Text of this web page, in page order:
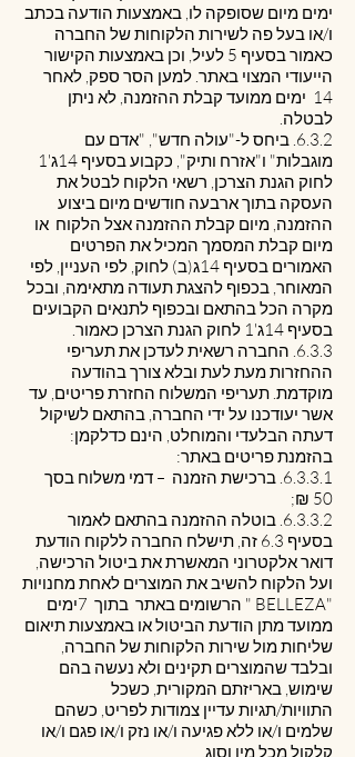
ימים מיום שסופקה לו, באמצעות הודעה בכתב
ו/או בעל פה לשירות הלקוחות של החברה
כאמור בסעיף ‎5 לעיל, וכן באמצעות הקישור
הייעודי המצוי באתר. למען הסר ספק, לאחר
14 ימים ממועד קבלת ההזמנה, לא ניתן
לבטלה.
6.3.2. ביחס ל-"עולה חדש", "אדם עם
מוגבלות" ו"אזרח ותיק", כקבוע בסעיף 14ג'1
לחוק הגנת הצרכן, רשאי הלקוח לבטל את
העסקה בתוך ארבעה חודשים מיום ביצוע
ההזמנה, מיום קבלת ההזמנה אצל הלקוח או
מיום קבלת המסמך המכיל את הפרטים
האמורים בסעיף 14ג(ב) לחוק, לפי העניין, לפי
המאוחר, בכפוף להצגת תעודה מתאימה, ובכל
מקרה הכל בהתאם ובכפוף לתנאים הקבועים
בסעיף 14ג'1 לחוק הגנת הצרכן כאמור.
6.3.3. החברה רשאית לעדכן את תעריפי
ההחזרות מעת לעת ובלא צורך בהודעה
מוקדמת. תעריפי המשלוח החזרת פריטים, עד
אשר יעודכנו על ידי החברה, בהתאם לשיקול
דעתה הבלעדי והמוחלט, הינם כדלקמן:
בהזמנת פריטים באתר:
6.3.3.1. ברכישת הזמנה – דמי משלוח בסך
50 ₪;
6.3.3.2. בוטלה ההזמנה בהתאם לאמור
בסעיף ‎6.3 זה, תישלח החברה ללקוח הודעת
דואר אלקטרוני המאשרת את ביטול הרכישה,
ועל הלקוח להשיב את המוצרים לאחת מחנויות
"BELLEZA " הרשומים באתר בתוך 7ימים
ממועד מתן הודעת הביטול או באמצעות תיאום
שליחות מול שירות הלקוחות של החברה,
ובלבד שהמוצרים תקינים ולא נעשה בהם
שימוש, באריזתם המקורית, כשכל
התוויות/תגיות עדיין צמודות לפריט, כשהם
שלמים ו/או ללא פגיעה ו/או נזק ו/או פגם ו/או
קלקול מכל מין וסוג.